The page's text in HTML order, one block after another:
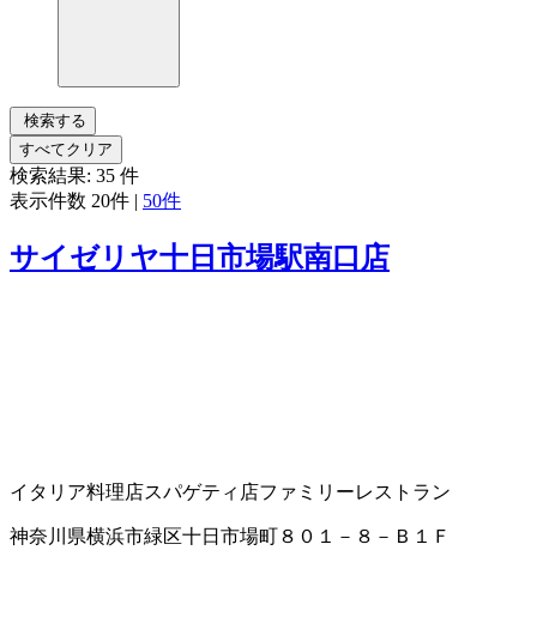
検索する
すべてクリア
検索結果: 35 件
表示件数 20件 | 50件
サイゼリヤ十日市場駅南口店
イタリア料理店スパゲティ店ファミリーレストラン
神奈川県横浜市緑区十日市場町８０１－８－Ｂ１Ｆ